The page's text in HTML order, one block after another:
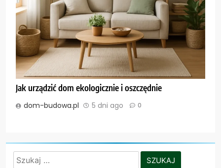
Jak urządzić dom ekologicznie i oszczędnie
dom-budowa.pl 5 dni ago 0
Szukaj: